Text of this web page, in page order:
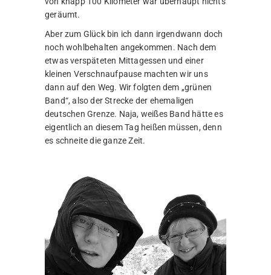
geräumt.
Aber zum Glück bin ich dann irgendwann doch
noch wohlbehalten angekommen. Nach dem
etwas verspäteten Mittagessen und einer
kleinen Verschnaufpause machten wir uns
dann auf den Weg. Wir folgten dem „grünen
Band“, also der Strecke der ehemaligen
deutschen Grenze. Naja, weißes Band hätte es
eigentlich an diesem Tag heißen müssen, denn
es schneite die ganze Zeit.